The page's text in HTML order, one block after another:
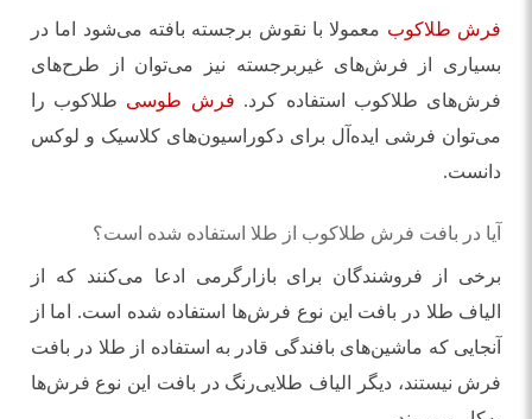
فرش طلاکوب معمولا با نقوش برجسته بافته می‌شود اما در
بسیاری از فرش‌های غیربرجسته نیز می‌توان از طرح‌های
فرش‌های طلاکوب استفاده کرد. فرش طوسی طلاکوب را
می‌توان فرشی ایده‌آل برای دکوراسیون‌های کلاسیک و لوکس
دانست.
آیا در بافت فرش طلاکوب از طلا استفاده شده است؟
برخی از فروشندگان برای بازارگرمی ادعا می‌کنند که از
الیاف طلا در بافت این نوع فرش‌ها استفاده شده است. اما از
آنجایی که ماشین‌های بافندگی قادر به استفاده از طلا در بافت
فرش نیستند، دیگر الیاف طلایی‌رنگ در بافت این نوع فرش‌ها